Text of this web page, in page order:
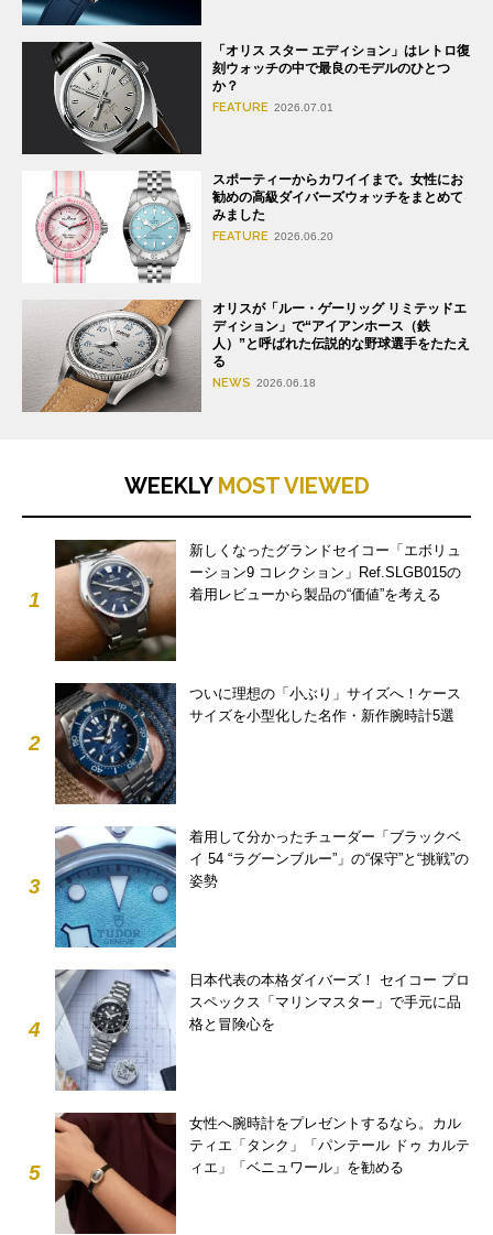
「オリス スター エディション」はレトロ復
刻ウォッチの中で最良のモデルのひとつ
か？
FEATURE 2026.07.01
スポーティーからカワイイまで。女性にお
勧めの高級ダイバーズウォッチをまとめて
みました
FEATURE 2026.06.20
オリスが「ルー・ゲーリッグ リミテッドエ
ディション」で“アイアンホース（鉄
人）”と呼ばれた伝説的な野球選手をたたえ
る
NEWS 2026.06.18
WEEKLY MOST VIEWED
1
新しくなったグランドセイコー「エボリュ
ーション9 コレクション」Ref.SLGB015の
着用レビューから製品の“価値”を考える
2
ついに理想の「小ぶり」サイズへ！ケース
サイズを小型化した名作・新作腕時計5選
3
着用して分かったチューダー「ブラックベ
イ 54 “ラグーンブルー”」の“保守”と“挑戦”の
姿勢
4
日本代表の本格ダイバーズ！ セイコー プロ
スペックス「マリンマスター」で手元に品
格と冒険心を
5
女性へ腕時計をプレゼントするなら。カル
ティエ「タンク」「パンテール ドゥ カルテ
ィエ」「ベニュワール」を勧める